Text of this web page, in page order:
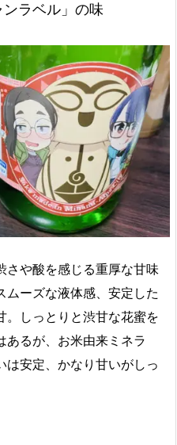
ラベル」の味
さや酸を感じる重厚な甘味
ムーズな液体感、安定した
。しっとりと渋甘な花蜜を
あるが、お米由来ミネラ
は安定、かなり甘いがしっ